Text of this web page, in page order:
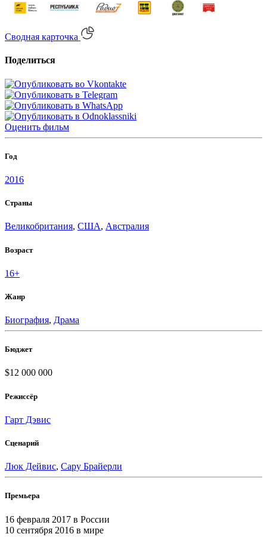
Сводная карточка
Поделиться
Оценить фильм
Год
2016
Страны
Великобритания, США, Австралия
Возраст
16+
Жанр
Биография, Драма
Бюджет
$12 000 000
Режиссёр
Гарт Дэвис
Сценарий
Люк Дейвис, Сару Брайерли
Премьера
16 февраля 2017 в России
10 сентября 2016 в мире